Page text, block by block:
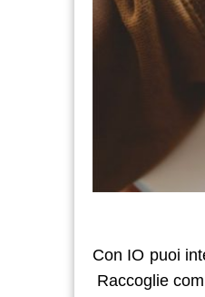
Con IO puoi
Raccoglie